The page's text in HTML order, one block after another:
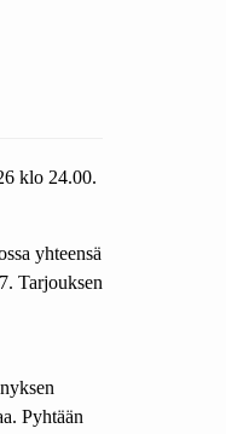
klo 24.00.
yhteensä
Tarjouksen
Pyhtään